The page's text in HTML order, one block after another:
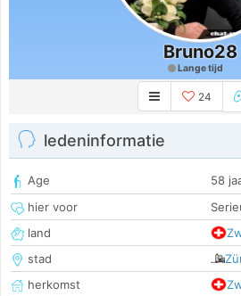
Bruno28
Lange tijd
24
ledeninformatie
Age
58
hier voor
land
stad
herkomst